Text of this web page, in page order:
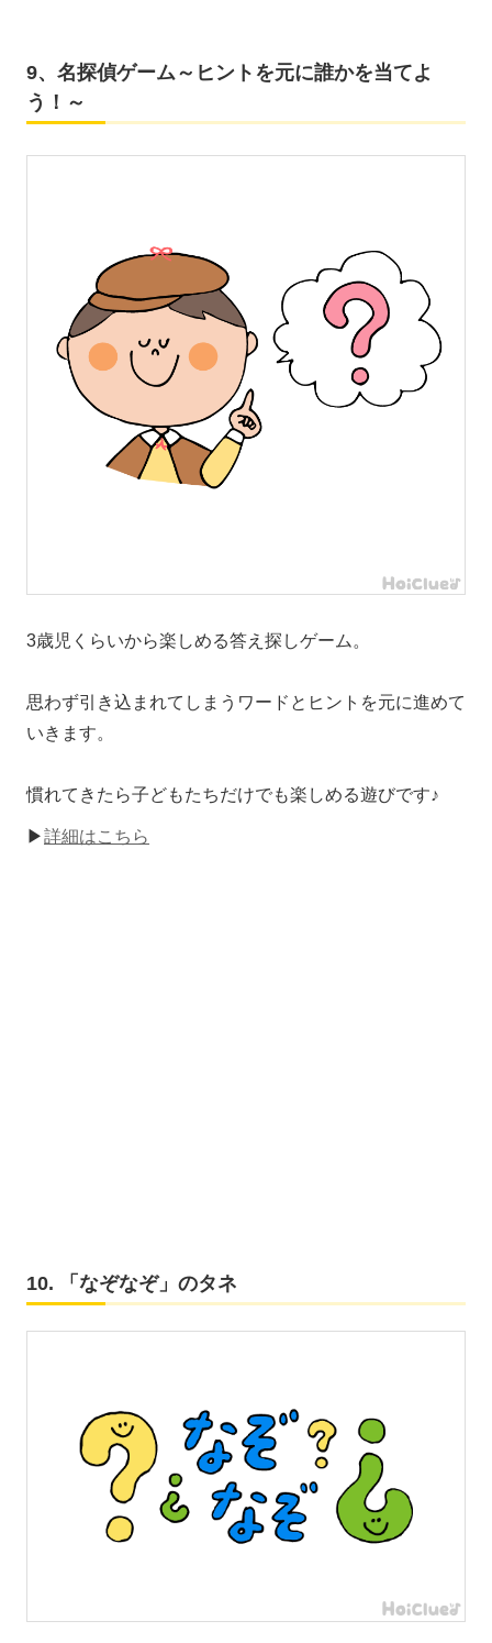
9、名探偵ゲーム～ヒントを元に誰かを当てよ
う！～
3歳児くらいから楽しめる答え探しゲーム。
思わず引き込まれてしまうワードとヒントを元に進めて
いきます。
慣れてきたら子どもたちだけでも楽しめる遊びです♪
▶詳細はこちら
10. 「なぞなぞ」のタネ